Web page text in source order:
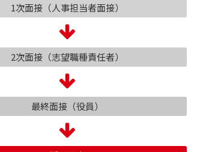
1次面接（人事担当者面接）
2次面接（志望職種責任者）
最終面接（役員）